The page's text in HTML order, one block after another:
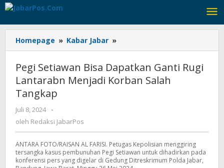
Lewati
konten
Homepage » Kabar Jabar »
Setiawan
Dapatkan
Ganti
Salah
Tangkap
Pegi Setiawan Bisa Dapatkan Ganti Rugi
Lantarabn Menjadi Korban Salah
Tangkap
Juli 8, 2024
oleh
Redaksi
JabarPos
-
oleh Redaksi JabarPos
ANTARA FOTO/RAISAN AL FARISI. Petugas Kepolisian menggiring
tersangka kasus pembunuhan Pegi Setiawan untuk dihadirkan pada
konferensi pers yang digelar di Gedung Ditreskrimum Polda Jabar,